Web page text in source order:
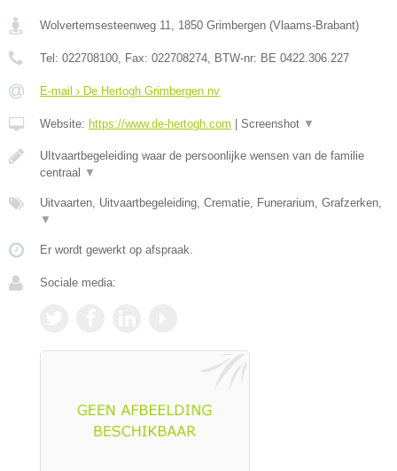
Wolvertemsesteenweg 11 1850 Grimbergen (Vlaams-Brabant)
Tel: 022708100 , Fax: 022708274 , BTW-nr: BE 0422.306.227
E-mail › De Hertogh Grimbergen nv
Website: https://www.de-hertogh.com Screenshot ▼
UItvaartbegeleiding waar de persoonlijke wensen van de familie
centraal
▼
Uitvaarten, Uitvaartbegeleiding, Crematie, Funerarium, Grafzerken,
▼
Er wordt gewerkt op afspraak.
Sociale media: